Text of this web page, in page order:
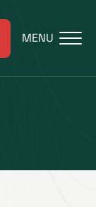
MENU